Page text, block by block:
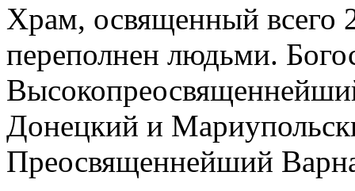
Храм, освященный всего
переполнен людьми.
Донецкий и
Преосвященнейший